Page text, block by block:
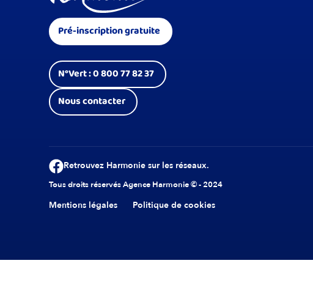
Pré-inscription gratuite
N°Vert : 0 800 77 82 37
Nous contacter
Retrouvez Harmonie sur les réseaux.
Tous droits réservés Agence Harmonie © - 2024
Mentions légales Politique de cookies